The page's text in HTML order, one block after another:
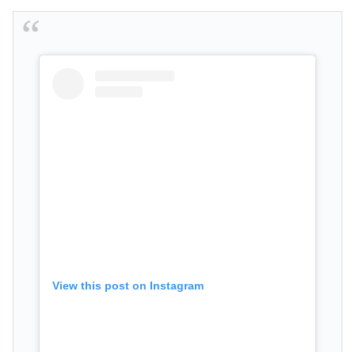
View this post on Instagram